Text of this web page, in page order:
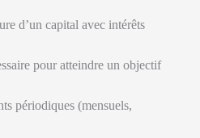
d’un capital avec intérêts
pour atteindre un objectif
périodiques (mensuels,